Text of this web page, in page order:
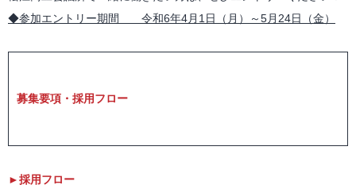
◆参加エントリー期間 令和6年4月1日（月）～5月24日（金）
募集要項・採用フロー
►採用フロー